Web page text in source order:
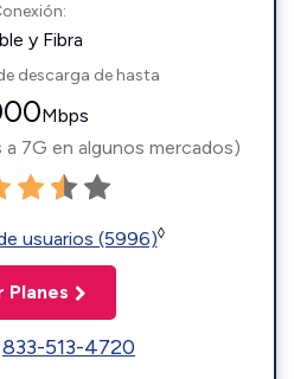
y Fibra
descarga de hasta
Mbps
a 7G en algunos mercados)
usuarios (5996)◊
Planes
833-513-4720